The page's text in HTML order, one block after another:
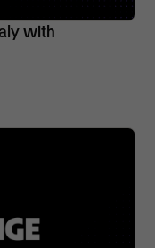
with